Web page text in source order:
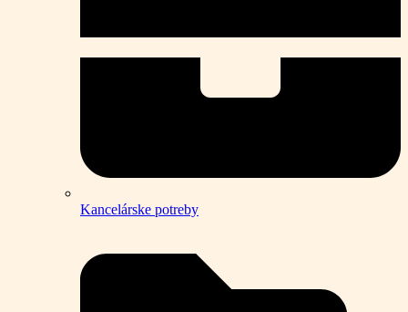
Kancelárske potreby